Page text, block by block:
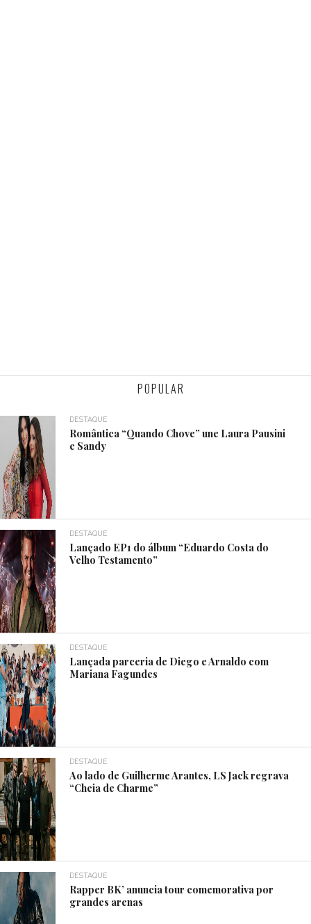
POPULAR
DESTAQUE
Romântica “Quando Chove” une Laura Pausini
e Sandy
DESTAQUE
Lançado EP1 do álbum “Eduardo Costa do
Velho Testamento”
DESTAQUE
Lançada parceria de Diego e Arnaldo com
Mariana Fagundes
DESTAQUE
Ao lado de Guilherme Arantes, LS Jack regrava
“Cheia de Charme”
DESTAQUE
Rapper BK’ anuncia tour comemorativa por
grandes arenas